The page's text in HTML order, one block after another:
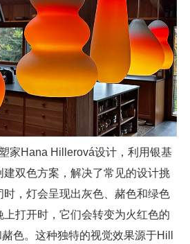
Hana Hillerová设计，利用银基
双色方案，解决了常见的设计挑
，灯会呈现出灰色、赭色和绿色
打开时，它们会转变为火红色的
色。这种独特的视觉效果源于Hill